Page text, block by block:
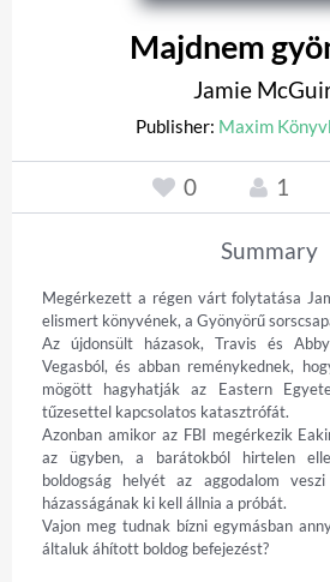
Majdnem
Jamie
Publisher: Maxim
0 1
Summary
Megérkezett a régen várt folytatása
elismert könyvének, a Gyönyörű
Az újdonsült házasok, Travis és
Vegasból, és abban reménykednek,
mögött hagyhatják az Eastern
tűzesettel kapcsolatos katasztrófát.
Azonban amikor az FBI megérkezik
az ügyben, a barátokból hirtelen
boldogság helyét az aggodalom
házasságának ki kell állnia a próbát.
Vajon meg tudnak bízni egymásban
általuk áhított boldog befejezést?